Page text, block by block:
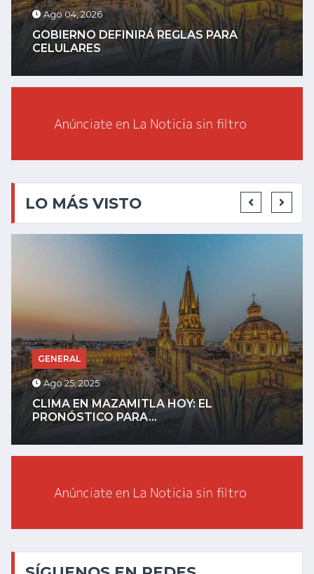
Ago 04, 2026
GOBIERNO DEFINIRÁ REGLAS PARA
CELULARES
LO MÁS VISTO
GENERAL
Ago 25, 2025
CLIMA EN MAZAMITLA HOY: EL
PRONÓSTICO PARA...